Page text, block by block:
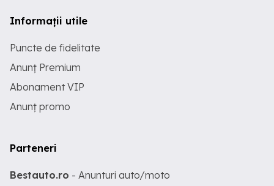
Informații utile
Puncte de fidelitate
Anunț Premium
Abonament VIP
Anunț promo
Parteneri
Bestauto.ro - Anunturi auto/moto